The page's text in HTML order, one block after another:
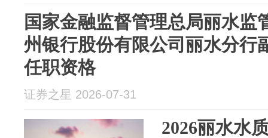
国家金融监督管理总局丽水监
州银行股份有限公司丽水分行
任职资格
证券之星 2026-07-31
2026丽水水